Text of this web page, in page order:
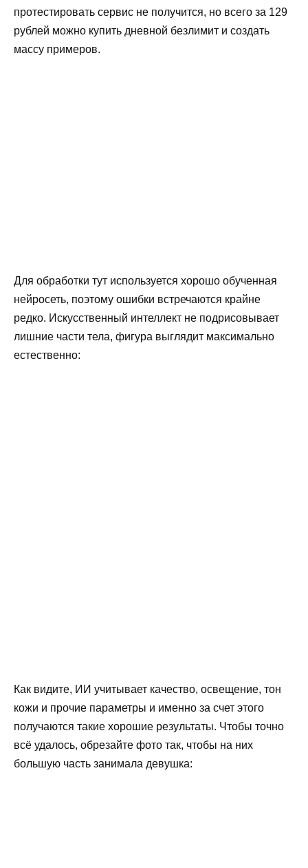
протестировать сервис не получится, но всего за 129
рублей можно купить дневной безлимит и создать
массу примеров.
Для обработки тут используется хорошо обученная
нейросеть, поэтому ошибки встречаются крайне
редко. Искусственный интеллект не подрисовывает
лишние части тела, фигура выглядит максимально
естественно:
Как видите, ИИ учитывает качество, освещение, тон
кожи и прочие параметры и именно за счет этого
получаются такие хорошие результаты. Чтобы точно
всё удалось, обрезайте фото так, чтобы на них
большую часть занимала девушка: